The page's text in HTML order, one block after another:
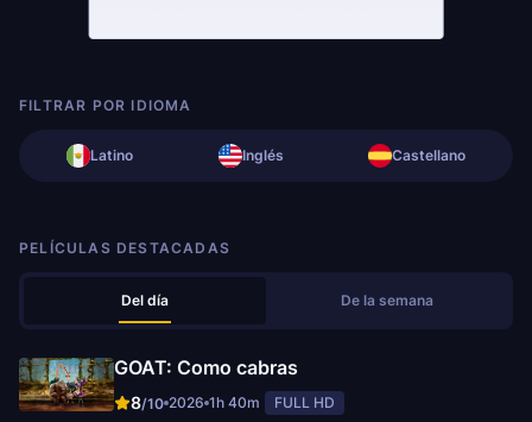
FILTRAR POR IDIOMA
Latino Inglés Castellano
PELÍCULAS DESTACADAS
Del día De la semana
GOAT: Como cabras
8/10 2026 1h 40m FULL HD